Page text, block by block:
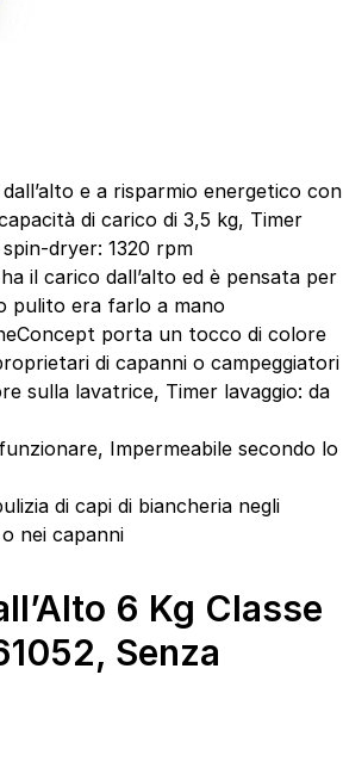
e a risparmio energetico con
di carico di 3,5 kg, Timer
dryer: 1320 rpm
il carico dall’alto ed è pensata per
pulito era farlo a mano
porta un tocco di colore
di capanni o campeggiatori
sulla lavatrice, Timer lavaggio: da
Impermeabile secondo lo
di capi di biancheria negli
nei capanni
6 Kg Classe
Senza